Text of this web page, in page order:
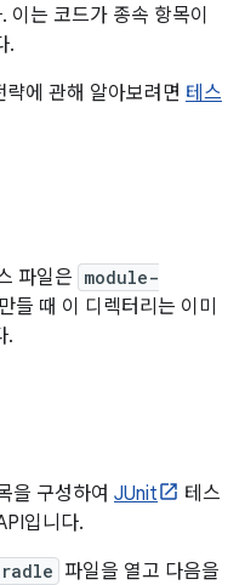
이는 코드가 종속 항목이
.
에 관해 알아보려면 테스
파일은 module-
들 때 이 디렉터리는 이미
.
을 구성하여 JUnit
테스
입니다.
파일을 열고 다음을